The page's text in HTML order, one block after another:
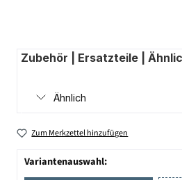
Zubehör | Ersatzteile |
Ähnlich
Zum Merkzettel hinzufügen
Variantenauswahl: